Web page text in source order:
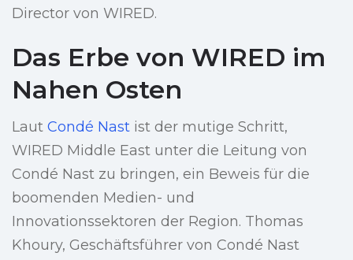
Director von WIRED.
Das Erbe von WIRED im
Nahen Osten
Laut Condé Nast ist der mutige Schritt,
WIRED Middle East unter die Leitung von
Condé Nast zu bringen, ein Beweis für die
boomenden Medien- und
Innovationssektoren der Region. Thomas
Khoury, Geschäftsführer von Condé Nast